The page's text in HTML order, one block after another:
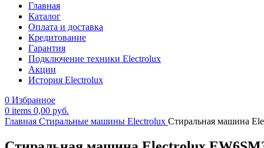
Главная
Каталог
Оплата и доставка
Кредитование
Гарантия
Подключение техники Electrolux
Акции
История Electrolux
0 Избранное
0 items 0,00 руб.
Главная Стиральные машины Electrolux Стиральная машина